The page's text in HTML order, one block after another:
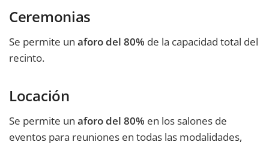
Ceremonias
Se permite un aforo del 80% de la capacidad total del
recinto.
Locación
Se permite un aforo del 80% en los salones de
eventos para reuniones en todas las modalidades,